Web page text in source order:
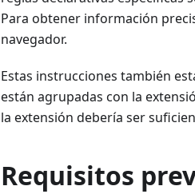
Para obtener información
navegador.
Estas instrucciones también
están agrupadas con la
la extensión debería ser
Requisitos